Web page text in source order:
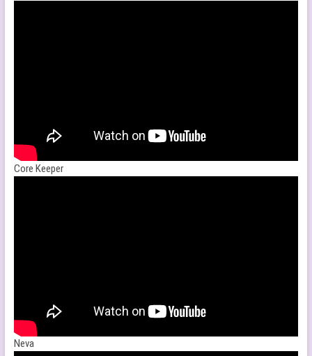
Core Keeper
Neva